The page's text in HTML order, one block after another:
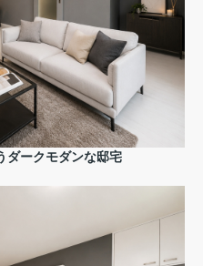
ダークモダンな邸宅